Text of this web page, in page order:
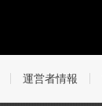
運営者情報